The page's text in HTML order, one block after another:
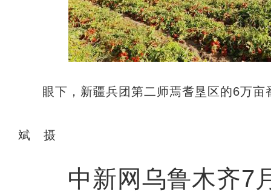
眼下，新疆兵团第二师焉耆垦区的6万
斌 摄
中新网乌鲁木齐7